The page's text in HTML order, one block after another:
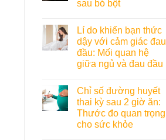
sau bó bột
Lí do khiến bạn thức
dậy với cảm giác đau
đầu: Mối quan hệ
giữa ngủ và đau đầu
Chỉ số đường huyết
thai kỳ sau 2 giờ ăn:
Thước đo quan trọng
cho sức khỏe